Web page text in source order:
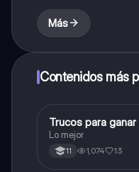
Más
Contenidos más
Química
Trucos para
Lo mejor
11 1,074 13